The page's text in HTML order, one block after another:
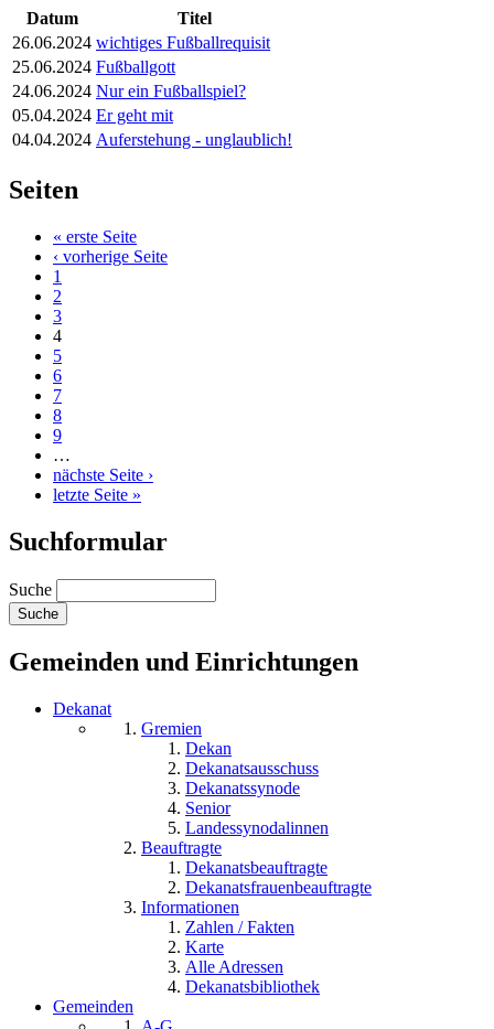
Datum
Titel
26.06.2024 wichtiges Fußballrequisit
25.06.2024 Fußballgott
24.06.2024 Nur ein Fußballspiel?
05.04.2024 Er geht mit
04.04.2024 Auferstehung - unglaublich!
Seiten
« erste Seite
‹ vorherige Seite
1
2
3
4
5
6
7
8
9
…
nächste Seite ›
letzte Seite »
Suchformular
Suche
Gemeinden und Einrichtungen
Dekanat
Gremien
Dekan
Dekanatsausschuss
Dekanatssynode
Senior
Landessynodalinnen
Beauftragte
Dekanatsbeauftragte
Dekanatsfrauenbeauftragte
Informationen
Zahlen / Fakten
Karte
Alle Adressen
Dekanatsbibliothek
Gemeinden